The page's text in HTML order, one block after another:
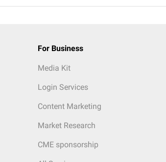
For Business
Media Kit
Login Services
Content Marketing
Market Research
CME sponsorship